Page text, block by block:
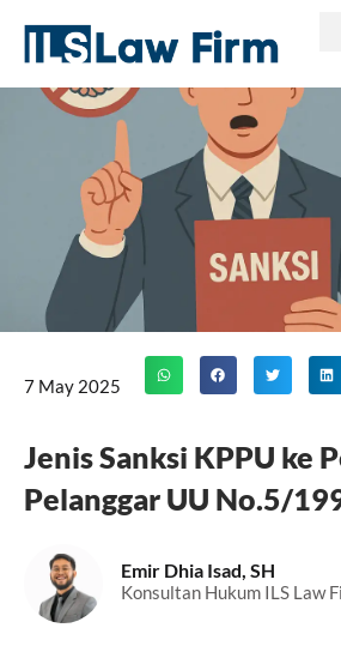
content
7 May 2025
Jenis Sanksi KPPU ke
Pelanggar UU No.5/
Emir Dhia Isad, SH
Konsultan Hukum ILS Law